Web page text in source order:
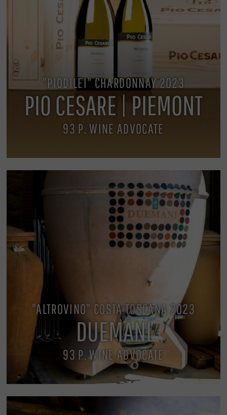
"PIODILEI" CHARDONNAY 2023
PIO CESARE | PIEMONT
93 P. WINE ADVOCATE
"ALTROVINO" COSTA TOSCANA 2023
DUEMANI
93 P. WINE ADVOCATE